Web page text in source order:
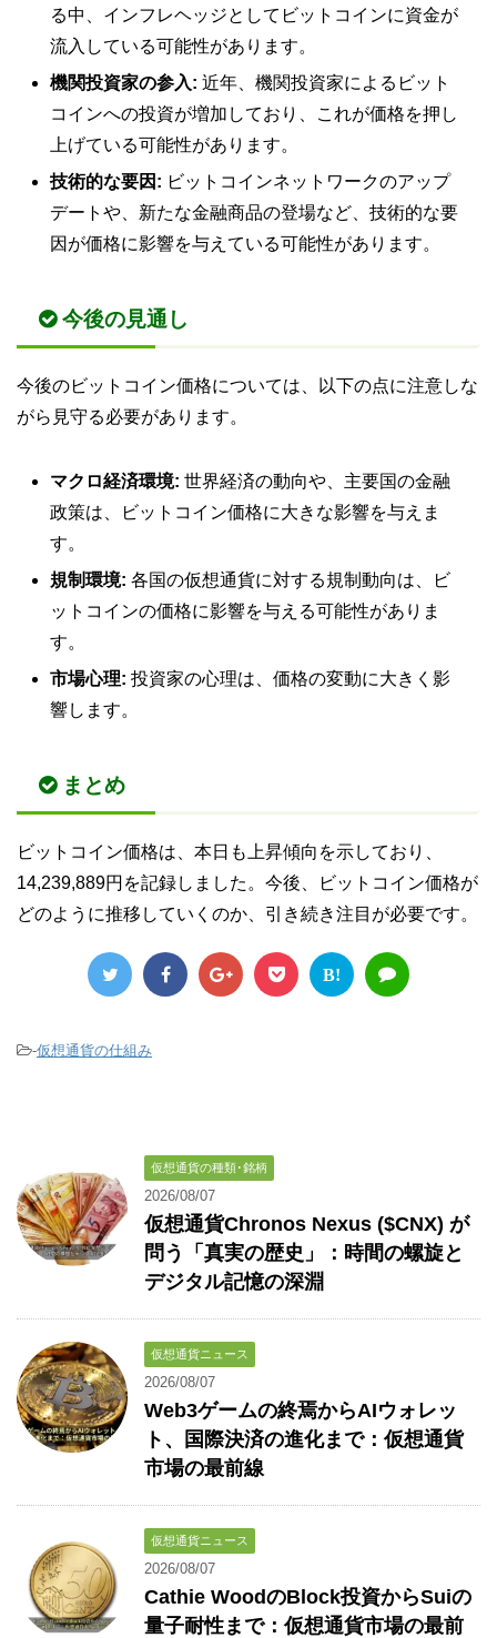
る中、インフレヘッジとしてビットコインに資金が
流入している可能性があります。
機関投資家の参入: 近年、機関投資家によるビット
コインへの投資が増加しており、これが価格を押し
上げている可能性があります。
技術的な要因: ビットコインネットワークのアップ
デートや、新たな金融商品の登場など、技術的な要
因が価格に影響を与えている可能性があります。
今後の見通し
今後のビットコイン価格については、以下の点に注意しな
がら見守る必要があります。
マクロ経済環境: 世界経済の動向や、主要国の金融
政策は、ビットコイン価格に大きな影響を与えま
す。
規制環境: 各国の仮想通貨に対する規制動向は、ビ
ットコインの価格に影響を与える可能性がありま
す。
市場心理: 投資家の心理は、価格の変動に大きく影
響します。
まとめ
ビットコイン価格は、本日も上昇傾向を示しており、
14,239,889円を記録しました。今後、ビットコイン価格が
どのように推移していくのか、引き続き注目が必要です。
B!
-仮想通貨の仕組み
仮想通貨の種類･銘柄
2026/08/07
仮想通貨Chronos Nexus ($CNX) が
問う「真実の歴史」：時間の螺旋と
デジタル記憶の深淵
仮想通貨ニュース
2026/08/07
Web3ゲームの終焉からAIウォレッ
ト、国際決済の進化まで：仮想通貨
市場の最前線
仮想通貨ニュース
2026/08/07
Cathie WoodのBlock投資からSuiの
量子耐性まで：仮想通貨市場の最前